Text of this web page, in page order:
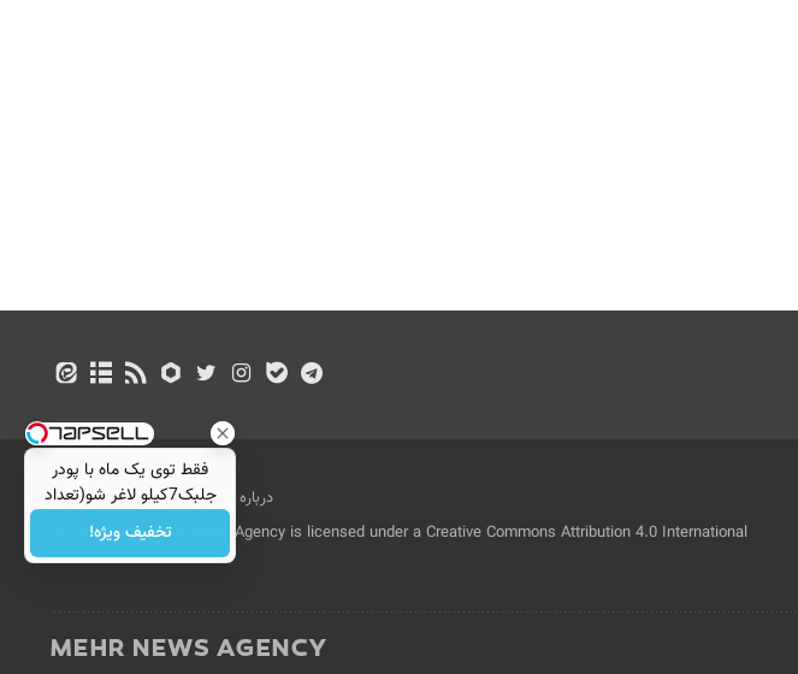
درباره ما تماس با ما
بازرگانی
All Content by Mehr News Agency is licensed under a Creative Commons Attribution 4.0 International
License.
فقط توی یک ماه با پودر
جلبک7کیلو لاغر شو(تعداد
محدود)
تخفیف ویژه!